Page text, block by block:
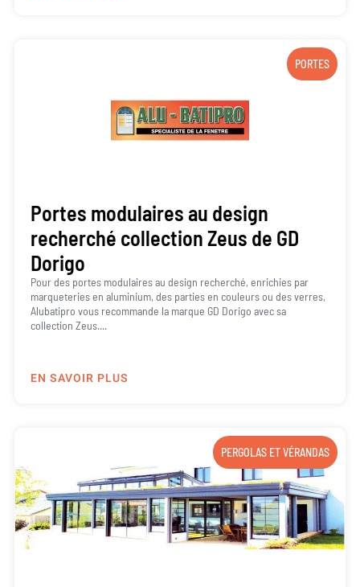
PORTES
Portes modulaires au design
recherché collection Zeus de GD
Dorigo
Pour des portes modulaires au design recherché, enrichies par
marqueteries en aluminium, des parties en couleurs ou des verres,
Alubatipro vous recommande la marque GD Dorigo avec sa
collection Zeus....
EN SAVOIR PLUS
PERGOLAS ET VÉRANDAS